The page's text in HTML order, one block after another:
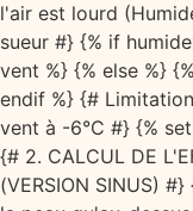
l'air est lourd
sueur #} {% if
vent %} {% else %}
endif %} {#
vent à -6°C #} {%
{# 2. CALCUL DE
(VERSION SINUS)